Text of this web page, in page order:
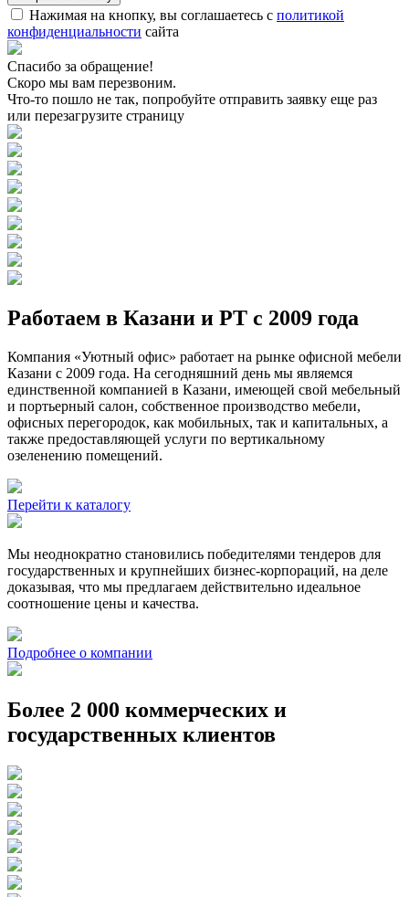
Нажимая на кнопку, вы соглашаетесь с политикой
конфиденциальности сайта
Спасибо за обращение!
Скоро мы вам перезвоним.
Что-то пошло не так, попробуйте отправить заявку еще раз
или перезагрузите страницу
Работаем в Казани и РТ с 2009 года
Компания «Уютный офис» работает на рынке офисной мебели
Казани с 2009 года. На сегодняшний день мы являемся
единственной компанией в Казани, имеющей свой мебельный
и портьерный салон, собственное производство мебели,
офисных перегородок, как мобильных, так и капитальных, а
также предоставляющей услуги по вертикальному
озеленению помещений.
Перейти к каталогу
Мы неоднократно становились победителями тендеров для
государственных и крупнейших бизнес-корпораций, на деле
доказывая, что мы предлагаем действительно идеальное
соотношение цены и качества.
Подробнее о компании
Более 2 000 коммерческих и
государственных клиентов